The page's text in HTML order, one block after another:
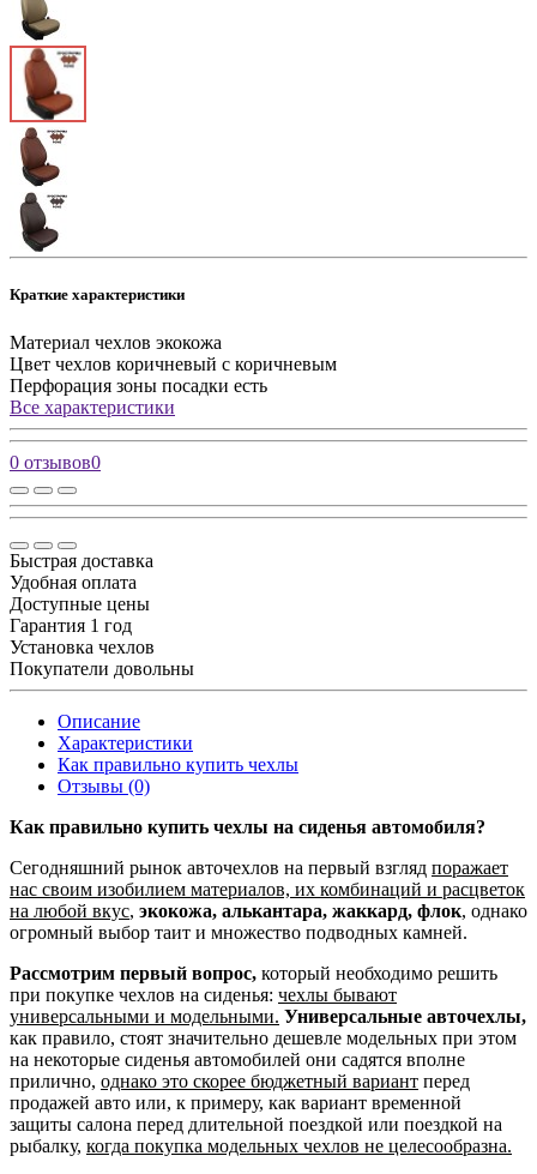
Краткие характеристики
Материал чехлов экокожа
Цвет чехлов коричневый с коричневым
Перфорация зоны посадки есть
Все характеристики
0 отзывов0
Быстрая доставка
Удобная оплата
Доступные цены
Гарантия 1 год
Установка чехлов
Покупатели довольны
Описание
Характеристики
Как правильно купить чехлы
Отзывы (0)
Как правильно купить чехлы на сиденья автомобиля?
Сегодняшний рынок авточехлов на первый взгляд поражает
нас своим изобилием материалов, их комбинаций и расцветок
на любой вкус, экокожа, алькантара, жаккард, флок, однако
огромный выбор таит и множество подводных камней.
Рассмотрим первый вопрос, который необходимо решить
при покупке чехлов на сиденья: чехлы бывают
универсальными и модельными. Универсальные авточехлы,
как правило, стоят значительно дешевле модельных при этом
на некоторые сиденья автомобилей они садятся вполне
прилично, однако это скорее бюджетный вариант перед
продажей авто или, к примеру, как вариант временной
защиты салона перед длительной поездкой или поездкой на
рыбалку, когда покупка модельных чехлов не целесообразна.